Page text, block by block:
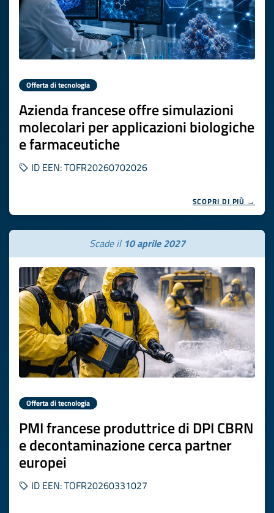
Offerta di tecnologia
Azienda francese offre simulazioni
molecolari per applicazioni biologiche
e farmaceutiche
ID EEN: TOFR20260702026
SCOPRI DI PIÙ →
Scade il 10 aprile 2027
Offerta di tecnologia
PMI francese produttrice di DPI CBRN
e decontaminazione cerca partner
europei
ID EEN: TOFR20260331027